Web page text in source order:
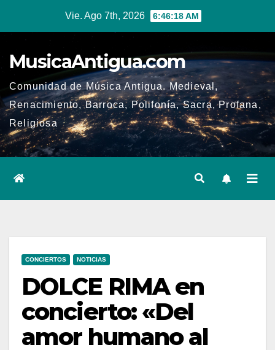
Vie. Ago 7th, 2026 6:46:19 AM
MusicaAntigua.com
Comunidad de Música Antigua. Medieval,
Renacimiento, Barroca, Polifonía, Sacra, Profana,
Religiosa
CONCIERTOS NOTICIAS
DOLCE RIMA en
concierto: «Del
amor humano al